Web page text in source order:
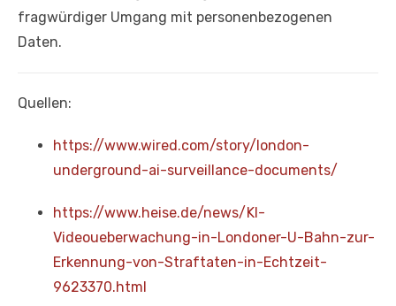
fragwürdiger Umgang mit personenbezogenen
Daten.
Quellen:
https://www.wired.com/story/london-
underground-ai-surveillance-documents/
https://www.heise.de/news/KI-
Videoueberwachung-in-Londoner-U-Bahn-zur-
Erkennung-von-Straftaten-in-Echtzeit-
9623370.html